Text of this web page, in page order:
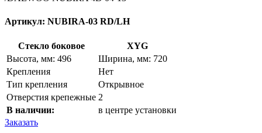
Артикул: NUBIRA-03 RD/LH
Стекло боковое
XYG
Высота, мм: 496
Ширина, мм: 720
Крепления
Нет
Тип крепления
Открывное
Отверстия крепежные 2
В наличии:
в центре установки
Заказать